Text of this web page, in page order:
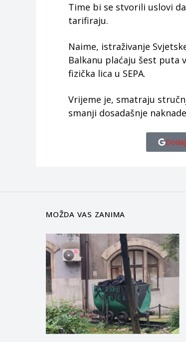
Time bi se stvorili uslovi
tarifiraju.
Naime, istraživanje
Balkanu plaćaju šest puta
fizička lica u SEPA.
Vrijeme je, smatraju
smanji dosadašnje
MOŽDA VAS ZANIMA